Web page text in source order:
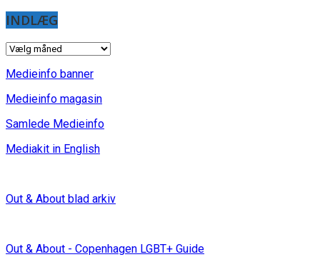
INDLÆG
INDLÆG
Medieinfo banner
Medieinfo magasin
Samlede Medieinfo
Mediakit in English
Out & About blad arkiv
Out & About - Copenhagen LGBT+ Guide